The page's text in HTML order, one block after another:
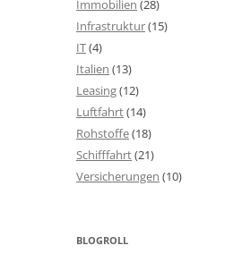
Immobilien (28)
Infrastruktur(15)
IT(4)
Italien (13)
Leasing(12)
Luftfahrt(14)
Rohstoffe(18)
Schifffahrt(21)
Versicherungen (10)
BLOGROLL